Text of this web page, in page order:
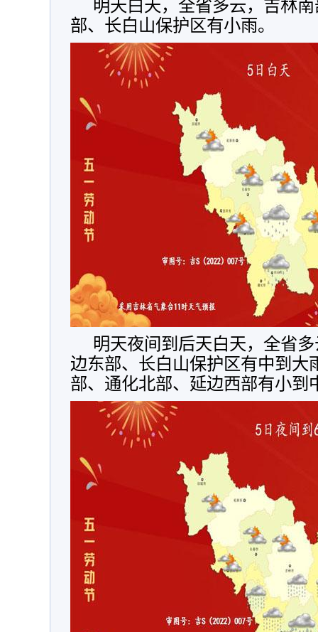
明天白天，全省多云，吉林
部、长白山保护区有小雨。
明天夜间到后天白天，全省
边东部、长白山保护区有中到大
部、通化北部、延边西部有小到